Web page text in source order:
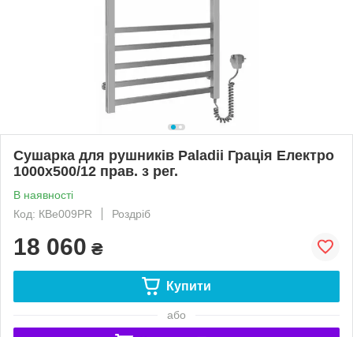
Сушарка для рушників Paladii Грація Електро
1000х500/12 прав. з рег.
В наявності
Код: КВе009РR
Роздріб
18 060 ₴
Купити
або